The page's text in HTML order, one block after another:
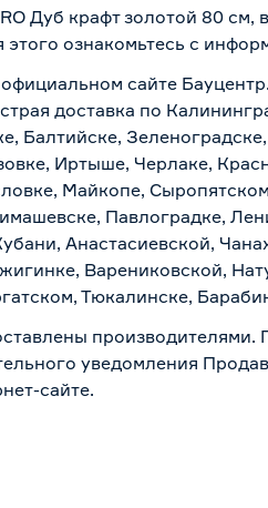
Дуб крафт золотой 80
ознакомьтесь с
сайте
доставка по
Балтийске,
Иртыше, Черлаке,
Майкопе,
Павлоградке,
Анастасиевской,
Варениковской,
Тюкалинске,
производителями.
уведомления
сайте.